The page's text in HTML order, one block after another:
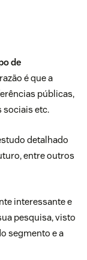
de
é que a
públicas,
sociais etc.
detalhado
entre outros
interessante e
pesquisa, visto
segmento e a